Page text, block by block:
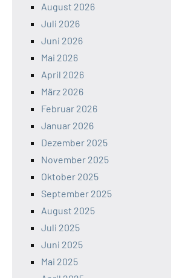
August 2026
Juli 2026
Juni 2026
Mai 2026
April 2026
März 2026
Februar 2026
Januar 2026
Dezember 2025
November 2025
Oktober 2025
September 2025
August 2025
Juli 2025
Juni 2025
Mai 2025